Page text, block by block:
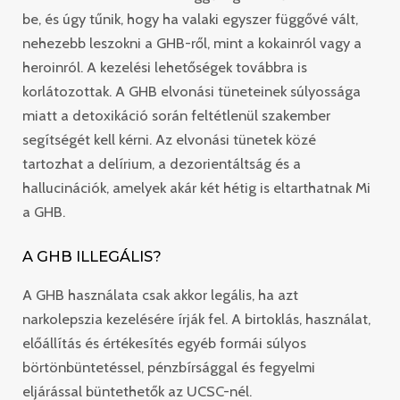
be, és úgy tűnik, hogy ha valaki egyszer függővé vált,
nehezebb leszokni a GHB-ről, mint a kokainról vagy a
heroinról. A kezelési lehetőségek továbbra is
korlátozottak. A GHB elvonási tüneteinek súlyossága
miatt a detoxikáció során feltétlenül szakember
segítségét kell kérni. Az elvonási tünetek közé
tartozhat a delírium, a dezorientáltság és a
hallucinációk, amelyek akár két hétig is eltarthatnak Mi
a GHB.
A GHB ILLEGÁLIS?
A GHB használata csak akkor legális, ha azt
narkolepszia kezelésére írják fel. A birtoklás, használat,
előállítás és értékesítés egyéb formái súlyos
börtönbüntetéssel, pénzbírsággal és fegyelmi
eljárással büntethetők az UCSC-nél.